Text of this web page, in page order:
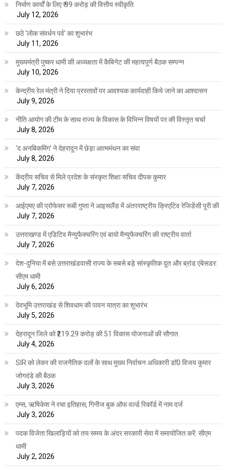
निर्माण कार्यों के लिए ₹ 99 करोड़ की वित्तीय स्वीकृति
July 12, 2026
छठे ‘लोक संवर्धन पर्व’ का शुभारंभ
July 11, 2026
मुख्यमंत्री पुष्कर धामी की अध्यक्षता में कैबिनेट की महत्वपूर्ण बैठक सम्पन्न
July 10, 2026
केन्द्रीय रेल मंत्री ने दिया प्रस्तावों पर आवश्यक कार्यवाही किये जाने का आश्वासन
July 9, 2026
नीति आयोग की टीम के साथ राज्य के विकास के विभिन्न विषयों पर की विस्तृत चर्चा
July 8, 2026
‘द अनबिकमिंग’ ने देहरादून में छेड़ा आत्ममंथन का संवा
July 8, 2026
केंद्रीय सचिव से मिले प्रदेश के संस्कृत शिक्षा सचिव दीपक कुमार
July 7, 2026
आईएमए की प्रोफेसर रूबी गुप्ता ने आइसलैंड में अंतरराष्ट्रीय क्रिएटिव रेजिडेंसी पूरी की
July 7, 2026
उत्तराखण्ड में एडिटिव मैन्युफैक्चरिंग एवं बायो मैन्युफैक्चरिंग की राष्ट्रीय वार्ता
July 7, 2026
देश-दुनिया में बसे उत्तराखंडवासी राज्य के सबसे बड़े सांस्कृतिक दूत और ब्रांड एंबेसडर:
सीएम धामी
July 6, 2026
देवभूमि उत्तराखंड से शिवधाम की पावन यात्रा का शुभारंभ
July 5, 2026
देहरादून जिले को ₹219.29 करोड़ की 51 विकास योजनाओं की सौगात
July 4, 2026
SIR को लेकर की राजनैतिक दलों के साथ मुख्य निर्वाचन अधिकारी डॉ0 विजय कुमार
जोगदंडे की बैठक
July 3, 2026
एम्स, ऋषिकेश ने रचा इतिहास, गिनीज बुक ऑफ वर्ल्ड रिकॉर्ड में नाम दर्ज
July 3, 2026
पदक विजेता खिलाड़ियों को तय समय के अंदर सरकारी सेवा में समायोजित करें: सीएम
धामी
July 2, 2026